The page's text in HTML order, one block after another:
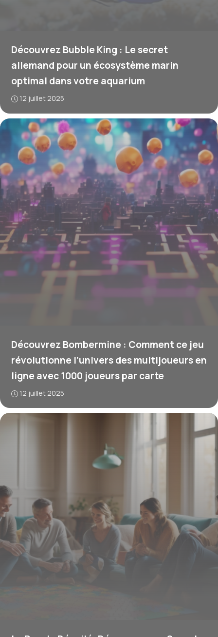
Découvrez Bubble King : Le secret
allemand pour un écosystème marin
optimal dans votre aquarium
12 juillet 2025
Découvrez Bombermine : Comment ce jeu
révolutionne l’univers des multijoueurs en
ligne avec 1000 joueurs par carte
12 juillet 2025